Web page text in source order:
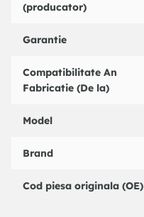
VAG : 1H0611701F
BARUM : BAH0005
BOSCH : 1987476415
BOSCH : 1987476695
CEF : 511189
FEBI BILSTEIN : 01894
FTE : 435632E2
(producator)
Garantie
Compatibilitate An
Fabricatie (De la)
Model
Brand
Cod piesa originala (OE)